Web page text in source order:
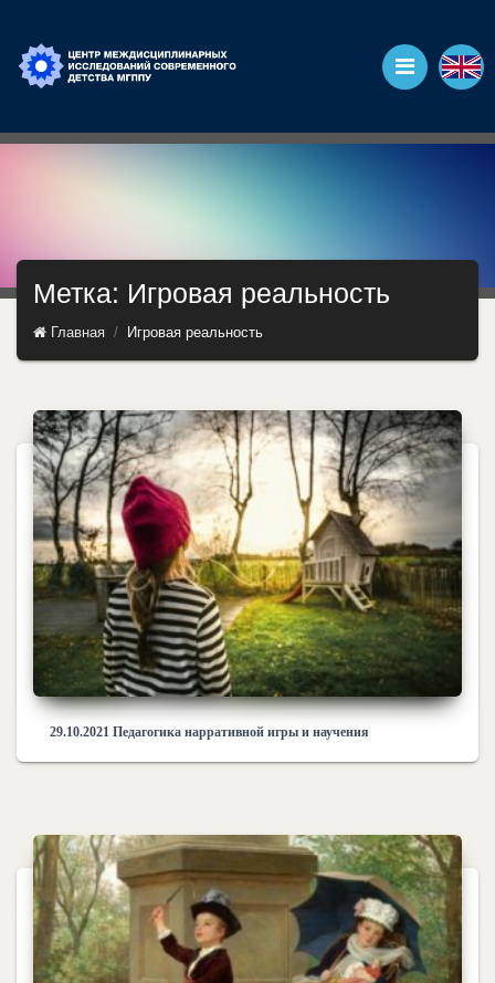
Метка: Игровая реальность
Главная Игровая реальность
29.10.2021 Педагогика нарративной игры и научения